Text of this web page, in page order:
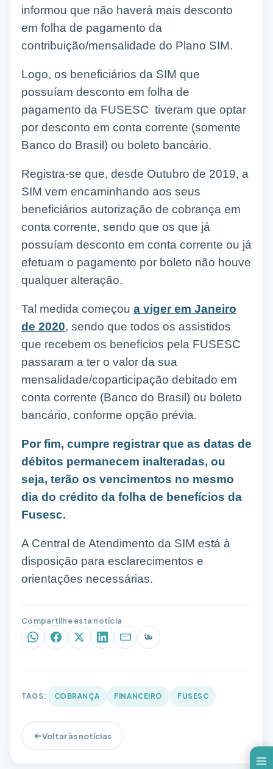
informou que não haverá mais desconto
em folha de pagamento da
contribuição/mensalidade do Plano SIM.
Logo, os beneficiários da SIM que
possuíam desconto em folha de
pagamento da FUSESC tiveram que optar
por desconto em conta corrente (somente
Banco do Brasil) ou boleto bancário.
Registra-se que, desde Outubro de 2019, a
SIM vem encaminhando aos seus
beneficiários autorização de cobrança em
conta corrente, sendo que os que já
possuíam desconto em conta corrente ou já
efetuam o pagamento por boleto não houve
qualquer alteração.
Tal medida começou a viger em Janeiro
de 2020, sendo que todos os assistidos
que recebem os benefícios pela FUSESC
passaram a ter o valor da sua
mensalidade/coparticipação debitado em
conta corrente (Banco do Brasil) ou boleto
bancário, conforme opção prévia.
Por fim, cumpre registrar que as datas de
débitos permanecem inalteradas, ou
seja, terão os vencimentos no mesmo
dia do crédito da folha de benefícios da
Fusesc.
A Central de Atendimento da SIM está à
disposição para esclarecimentos e
orientações necessárias.
Compartilhe esta notícia
WhatsAppFacebookX (Twitter)
LinkedInE-mailCopiar link
TAGS: COBRANÇA FINANCEIRO FUSESC
Voltar às notícias